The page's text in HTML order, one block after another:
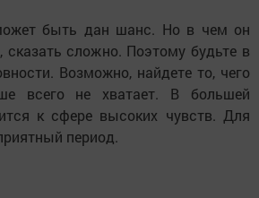
быть дан шанс. Но в чем он
сказать сложно. Поэтому будьте в
Возможно, найдете то, чего
всего не хватает. В большей
к сфере высоких чувств. Для
период.